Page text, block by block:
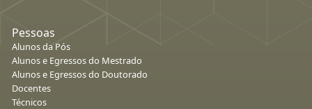
Pessoas
Alunos da Pós
Alunos e Egressos do Mestrado
Alunos e Egressos do Doutorado
Docentes
Técnicos